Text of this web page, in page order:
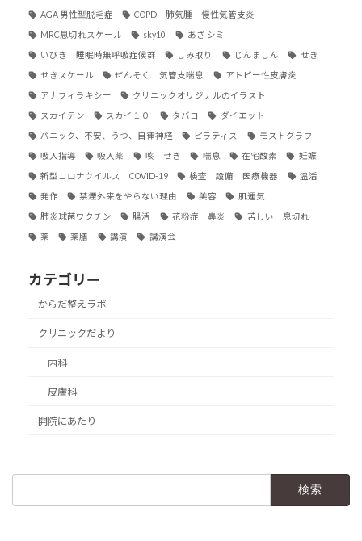
AGA 男性型脱毛症 COPD 肺気腫 慢性気管支炎
MRC息切れスケール sky10 あざ シミ
いびき 睡眠時無呼吸症候群 しみ取り じんましん せき
せきスケール ぜんそく 気管支喘息 アトピー性皮膚炎
アナフィラキシー クリニックオリジナルのイラスト
スカイテン スカイ１０ タバコ ダイエット
パニック、不安、うつ、自律神経 ピラティス モストグラフ
吸入指導 吸入薬 咳 せき 喘息 在宅酸素 妊娠
新型コロナウイルス COVID-19 検査 設備 医療機器 温活
発作 禁煙外来をやらない理由 美容 肌運気
肺炎球菌ワクチン 腸活 花粉症 鼻炎 苦しい 息切れ
薬 薬膳 講演 講演会
カテゴリー
からだ整えラボ
クリニックだより
内科
皮膚科
開院にあたり